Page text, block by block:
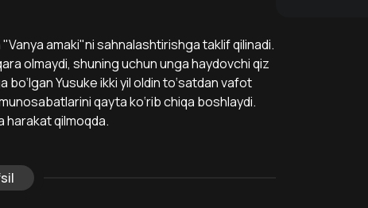
amaki"ni sahnalashtirishga taklif qilinadi.
olmaydi, shuning uchun unga haydovchi qiz
Yusuke ikki yil oldin to‘satdan vafot
qayta ko‘rib chiqa boshlaydi.
harakat qilmoqda.